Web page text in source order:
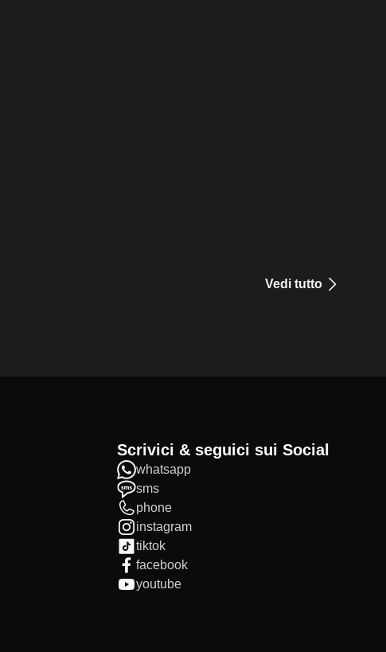
Vedi tutto
Scrivici & seguici sui Social
whatsapp
sms
phone
instagram
tiktok
facebook
youtube